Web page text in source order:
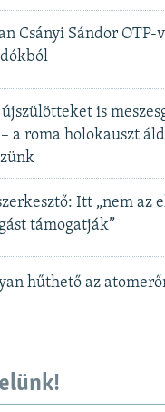
Csányi Sándor OTP-
is
a roma holokauszt
Itt „nem az
támogatják”
hűthető az